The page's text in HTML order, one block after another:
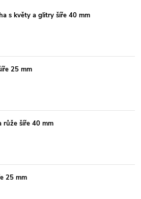
s květy a glitry šíře 40 mm
25 mm
růže šíře 40 mm
25 mm